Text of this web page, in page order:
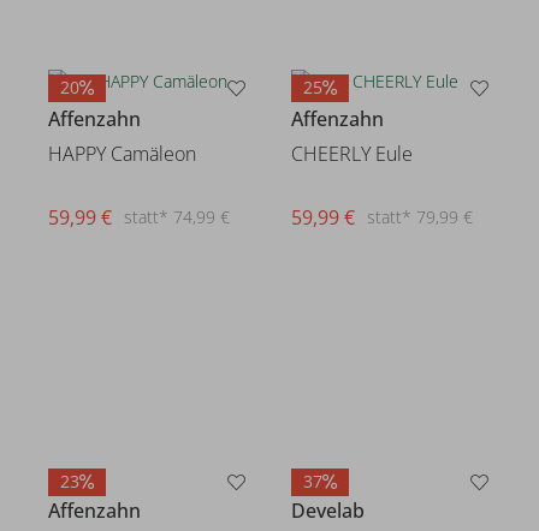
20
Affenzahn
HAPPY Camäleon
statt* 74,99 €
59,99 €
25
Affenzahn
CHEERLY Eule
statt* 79,99 €
59,99 €
23
Affenzahn
37
Develab